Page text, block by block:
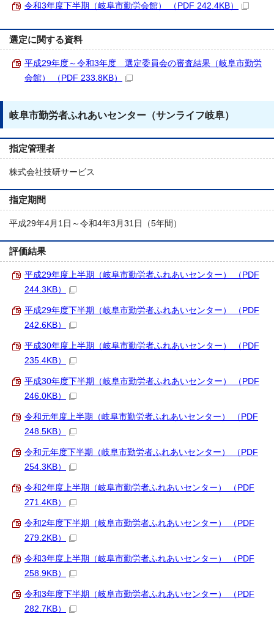
令和3年度下半期（岐阜市勤労会館） （PDF 242.4KB）
選定に関する資料
平成29年度～令和3年度 選定委員会の審査結果（岐阜市勤労
会館） （PDF 233.8KB）
岐阜市勤労者ふれあいセンター（サンライフ岐阜）
指定管理者
株式会社技研サービス
指定期間
平成29年4月1日～令和4年3月31日（5年間）
評価結果
平成29年度上半期（岐阜市勤労者ふれあいセンター） （PDF
244.3KB）
平成29年度下半期（岐阜市勤労者ふれあいセンター） （PDF
242.6KB）
平成30年度上半期（岐阜市勤労者ふれあいセンター） （PDF
235.4KB）
平成30年度下半期（岐阜市勤労者ふれあいセンター） （PDF
246.0KB）
令和元年度上半期（岐阜市勤労者ふれあいセンター） （PDF
248.5KB）
令和元年度下半期（岐阜市勤労者ふれあいセンター） （PDF
254.3KB）
令和2年度上半期（岐阜市勤労者ふれあいセンター） （PDF
271.4KB）
令和2年度下半期（岐阜市勤労者ふれあいセンター） （PDF
279.2KB）
令和3年度上半期（岐阜市勤労者ふれあいセンター） （PDF
258.9KB）
令和3年度下半期（岐阜市勤労者ふれあいセンター） （PDF
282.7KB）